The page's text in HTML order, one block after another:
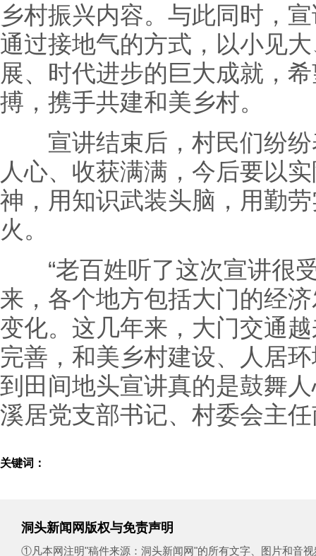
乡村振兴内容。与此同时，
通过接地气的方式，以小见
展、时代进步的巨大成就，
搏，携手共建和美乡村。
宣讲结束后，村民们纷纷
人心、收获满满，今后要以
神，用知识武装头脑，用勤
火。
“老百姓听了这次宣讲很
来，各个地方包括大门的经
变化。这几年来，大门交通
完善，和美乡村建设、人居
到田间地头宣讲真的是鼓舞
溪居党支部书记、村委会主
关键词：
洞头新闻网版权与免责声明
①凡本网注明"稿件来源：洞头新闻网"的所有文字、图片和音